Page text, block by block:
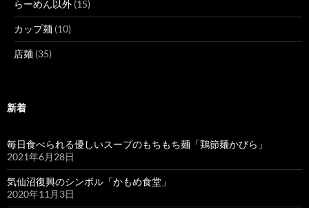
らーめん以外 (15)
カップ麺 (10)
店麺 (35)
新着
毎日食べられる優しいスープのもちもち麺「鶏節麺かびら」
2021年6月28日
気仙沼復興のシンボル「かもめ食堂」
2020年11月3日